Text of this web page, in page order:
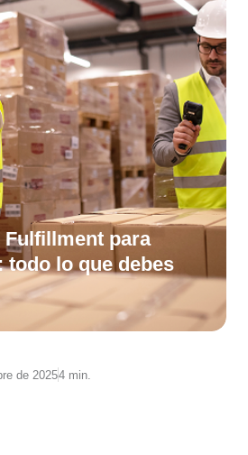
Fulfillment para
todo lo que debes
de 20254 min.